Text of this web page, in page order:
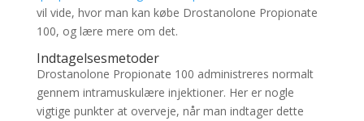
vil vide, hvor man kan købe Drostanolone Propionate
100, og lære mere om det.
Indtagelsesmetoder
Drostanolone Propionate 100 administreres normalt
gennem intramuskulære injektioner. Her er nogle
vigtige punkter at overveje, når man indtager dette